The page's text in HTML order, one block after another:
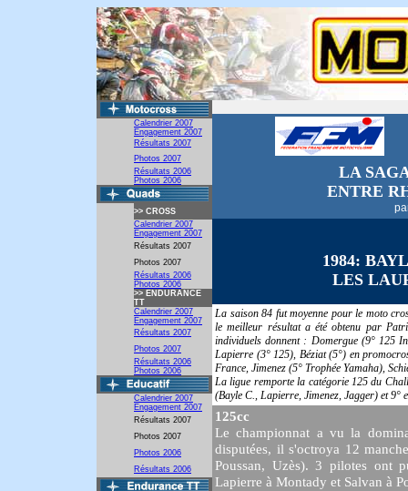
Calendrier 2007
Engagement 2007
Résultats 2007
Photos 2007
Résultats 2006
Photos 2006
>> CROSS
Calendrier 2007
Engagement 2007
Résultats 2007
Photos 2007
Résultats 2006
Photos 2006
>> ENDURANCE
TT
Calendrier 2007
Engagement 2007
Résultats 2007
Photos 2007
Résultats 2006
Photos 2006
Calendrier 2007
Engagement 2007
Résultats 2007
Photos 2007
Photos 2006
Résultats 2006
LA
ENTRE
1984:
LES
La saison 84 fut moyenne pour le moto
le meilleur résultat a été obtenu par
individuels donnent : Domergue (9° 125
Lapierre (3° 125), Béziat (5°) en
France, Jimenez (5° Trophée Yamaha),
La ligue remporte la catégorie 125 du
(Bayle C., Lapierre, Jimenez, Jagger) et
125cc
Le championnat a vu la
disputées, il s'octroya 12
Poussan, Uzès). 3 pilotes ont
Lapierre à Montady et Salvan à